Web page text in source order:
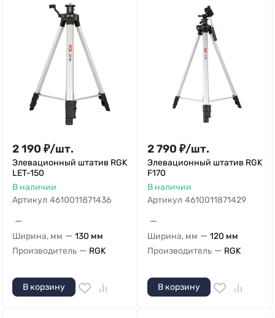
2 190 ₽/шт.
Элевационный штатив RGK
LET-150
В наличии
Артикул 4610011871436
—
Ширина, мм — 130 мм
Производитель — RGK
В корзину
2 790 ₽/шт.
Элевационный штатив RGK
F170
В наличии
Артикул 4610011871429
—
Ширина, мм — 120 мм
Производитель — RGK
В корзину